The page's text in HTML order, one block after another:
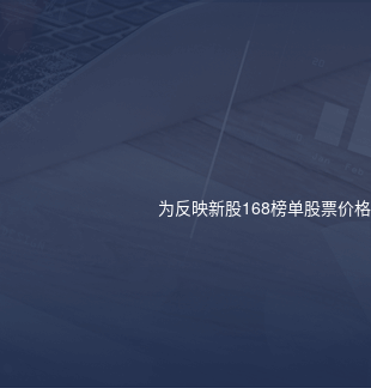
为反映新股168榜单股票价